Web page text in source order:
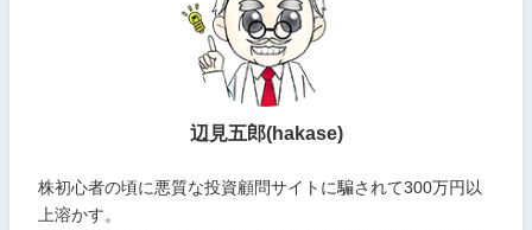
辺見五郎(hakase)
株初心者の頃に悪質な投資顧問サイトに騙されて300万円以
上溶かす。